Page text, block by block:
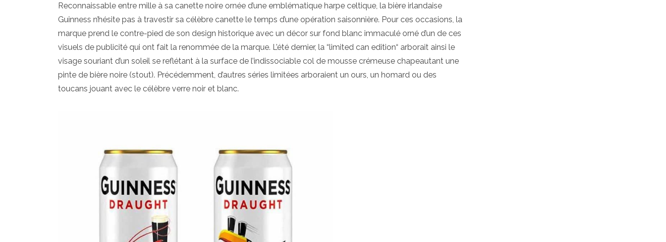
Reconnaissable entre mille à sa canette noire ornée d’une emblématique harpe celtique, la bière irlandaise
Guinness n’hésite pas à travestir sa célèbre canette le temps d’une opération saisonnière. Pour ces occasions, la
marque prend le contre-pied de son design historique avec un décor sur fond blanc immaculé orné d’un de ces
visuels de publicité qui ont fait la renommée de la marque. L’été dernier, la “limited can edition“ arborait ainsi le
visage souriant d’un soleil se reflétant à la surface de l’indissociable col de mousse crémeuse chapeautant une
pinte de bière noire (stout). Précédemment, d’autres séries limitées arboraient un ours, un homard ou des
toucans jouant avec le célèbre verre noir et blanc.